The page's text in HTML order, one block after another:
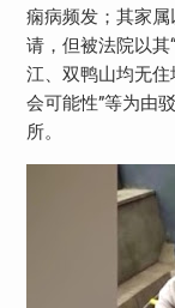
痫病频发；其家
请，但被法院以其
江、双鸭山均无住
会可能性”等为由
所。